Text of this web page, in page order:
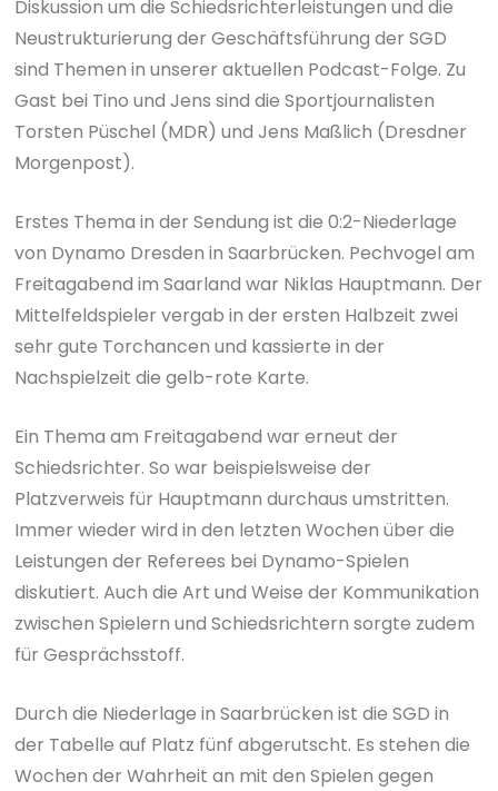
Diskussion um die Schiedsrichterleistungen und die
Neustrukturierung der Geschäftsführung der SGD
sind Themen in unserer aktuellen Podcast-Folge. Zu
Gast bei Tino und Jens sind die Sportjournalisten
Torsten Püschel (MDR) und Jens Maßlich (Dresdner
Morgenpost).
Erstes Thema in der Sendung ist die 0:2-Niederlage
von Dynamo Dresden in Saarbrücken. Pechvogel am
Freitagabend im Saarland war Niklas Hauptmann. Der
Mittelfeldspieler vergab in der ersten Halbzeit zwei
sehr gute Torchancen und kassierte in der
Nachspielzeit die gelb-rote Karte.
Ein Thema am Freitagabend war erneut der
Schiedsrichter. So war beispielsweise der
Platzverweis für Hauptmann durchaus umstritten.
Immer wieder wird in den letzten Wochen über die
Leistungen der Referees bei Dynamo-Spielen
diskutiert. Auch die Art und Weise der Kommunikation
zwischen Spielern und Schiedsrichtern sorgte zudem
für Gesprächsstoff.
Durch die Niederlage in Saarbrücken ist die SGD in
der Tabelle auf Platz fünf abgerutscht. Es stehen die
Wochen der Wahrheit an mit den Spielen gegen